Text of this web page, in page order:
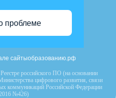
проблеме
сайтыобразованию.рф
российского ПО (на основании
цифрового развития, связи
коммуникаций Российской Федерации
№426)